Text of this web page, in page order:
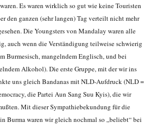
Es waren wirklich so gut wie keine Touristen
den ganzen (sehr langen) Tag verteilt nicht mehr
Die Youngsters von Mandalay waren alle
auch wenn die Verständigung teilweise schwierig
Burmesisch, mangelndem Englisch, und bei
Alkohol). Die erste Gruppe, mit der wir ins
uns gleich Bandanas mit NLD-Aufdruck (NLD =
die Partei Aun Sang Suu Kyis), die wir
Mit dieser Sympathiebekundung für die
Burma waren wir gleich nochmal so „beliebt“ bei